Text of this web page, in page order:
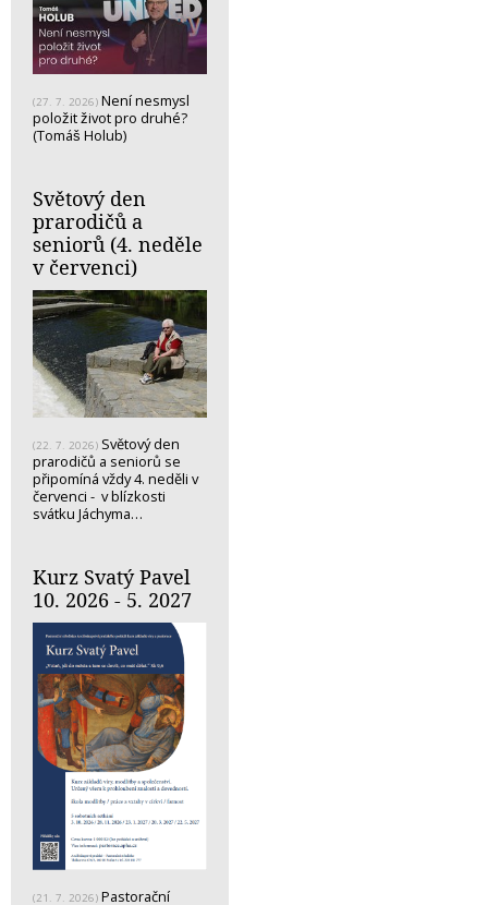
(27. 7. 2026) Není nesmysl
položit život pro druhé?
(Tomáš Holub)
Světový den
prarodičů a
seniorů (4. neděle
v červenci)
(22. 7. 2026) Světový den
prarodičů a seniorů se
připomíná vždy 4. neděli v
červenci - v blízkosti
svátku Jáchyma…
Kurz Svatý Pavel
10. 2026 - 5. 2027
(21. 7. 2026) Pastorační